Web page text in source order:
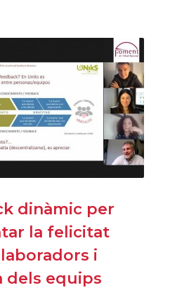
dinàmic per
la felicitat
i
dels equips